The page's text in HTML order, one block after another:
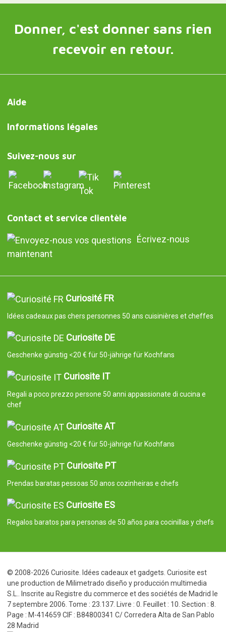
Donner, c'est donner sans rien
recevoir en retour.
Aide
Informations légales
Suivez-nous sur
Contact et service clientèle
Écrivez-nous
maintenant
Curiosité FR
Idées cadeaux pas chers personnes 50 ans cuisinières et cheffes
Curiosite DE
Geschenke günstig <20 € für 50-jährige für Kochfans
Curiosite IT
Regali a poco prezzo persone 50 anni appassionate di cucina e
chef
Curiosite AT
Geschenke günstig <20 € für 50-jährige für Kochfans
Curiosite PT
Prendas baratas pessoas 50 anos cozinheiras e chefs
Curiosite ES
Regalos baratos para personas de 50 años para cocinillas y chefs
© 2008-2026 Curiosite. Idées cadeaux et gadgets. Curiosite est
une production de Milimetrado diseño y producción multimedia
S.L.. Inscrite au Registre du commerce et des sociétés de Madrid le
7 septembre 2006. Tome : 23.137. Livre : 0. Feuillet : 10. Section : 8.
Page : M-414659 CIF : B84800341 C/ Corredera Alta de San Pablo
28 Madrid